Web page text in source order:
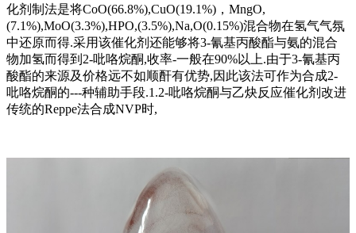
化剂制法是将CoO(66.8%),CuO(19.1%)，MngO,
(7.1%),MoO(3.3%),HPO,(3.5%),Na,O(0.15%)混合物在氢气气氛
中还原而得.采用该催化剂还能够将3-氰基丙酸酯与氨的混合
物加氢而得到2-吡咯烷酮,收率-一般在90%以上.由于3-氰基丙
酸酯的来源及价格远不如顺酐有优势,因此该法可作为合成2-
吡咯烷酮的---种辅助手段.1.2-吡咯烷酮与乙炔反应催化剂改进
传统的Reppe法合成NVP时,